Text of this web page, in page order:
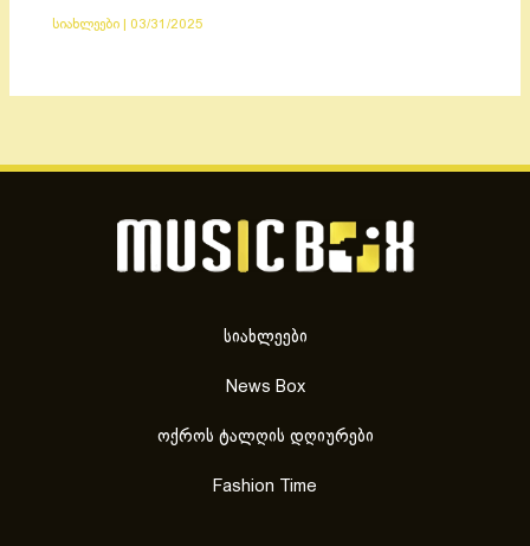
სიახლეები 03/31/2025
სიახლეები
News Box
ოქროს ტალღის დღიურები
Fashion Time